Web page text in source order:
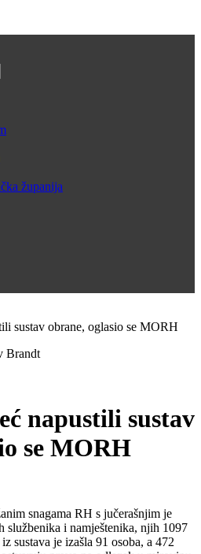
županija
sustav obrane, oglasio se MORH
Brandt
napustili sustav
se MORH
snagama RH s jučerašnjim je
službenika i namještenika, njih 1097
sustava je izašla 91 osoba, a 472